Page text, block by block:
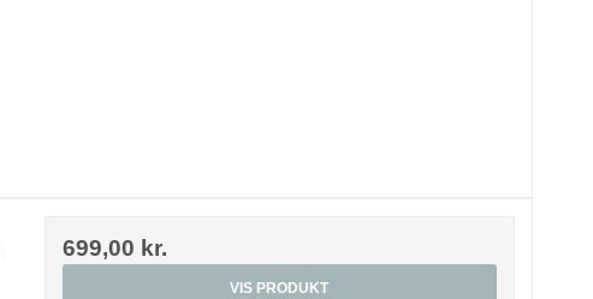
699,00 kr.
VIS PRODUKT